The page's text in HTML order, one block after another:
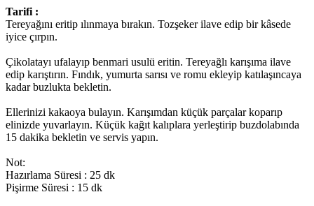
Tarifi :
Tereyağını eritip ılınmaya bırakın. Tozşeker ilave edip bir kâsede
iyice çırpın.
Çikolatayı ufalayıp benmari usulü eritin. Tereyağlı karışıma ilave
edip karıştırın. Fındık, yumurta sarısı ve romu ekleyip katılaşıncaya
kadar buzlukta bekletin.
Ellerinizi kakaoya bulayın. Karışımdan küçük parçalar koparıp
elinizde yuvarlayın. Küçük kağıt kalıplara yerleştirip buzdolabında
15 dakika bekletin ve servis yapın.
Not:
Hazırlama Süresi : 25 dk
Pişirme Süresi : 15 dk